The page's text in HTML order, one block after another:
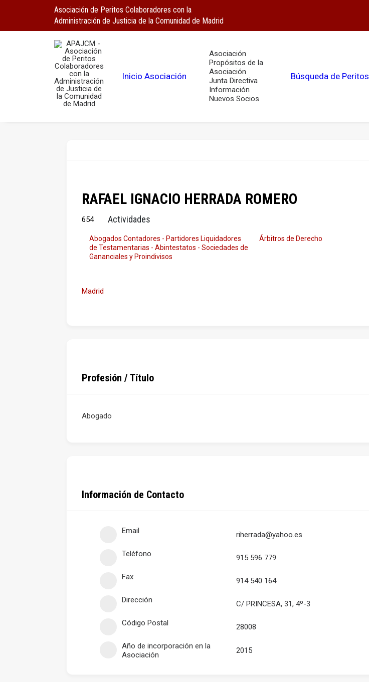
Asociación de Peritos Colaboradores con la
Administración de Justicia de la Comunidad de Madrid
Inicio Asociación
Asociación
Propósitos de la
Asociación
Junta Directiva
Información
Nuevos Socios
Búsqueda de Peritos
RAFAEL IGNACIO HERRADA ROMERO
654 Actividades
Abogados Contadores - Partidores Liquidadores
de Testamentarias - Abintestatos - Sociedades de
Gananciales y Proindivisos
Árbitros de Derecho
Madrid
Profesión / Título
Abogado
Información de Contacto
Email riherrada@yahoo.es
Teléfono 915 596 779
Fax 914 540 164
Dirección C/ PRINCESA, 31, 4º-3
Código Postal 28008
Año de incorporación en la
Asociación
2015